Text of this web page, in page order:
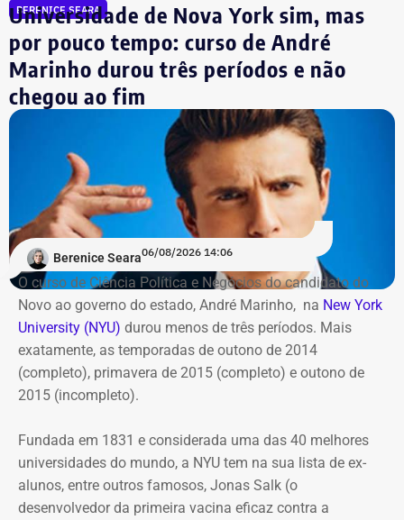
BERENICE SEARA
Universidade de Nova York sim, mas
por pouco tempo: curso de André
Marinho durou três períodos e não
chegou ao fim
Berenice Seara06/08/2026 14:06
O curso de Ciência Política e Negócios do candidato do
Novo ao governo do estado, André Marinho, na New York
University (NYU) durou menos de três períodos. Mais
exatamente, as temporadas de outono de 2014
(completo), primavera de 2015 (completo) e outono de
2015 (incompleto).
Fundada em 1831 e considerada uma das 40 melhores
universidades do mundo, a NYU tem na sua lista de ex-
alunos, entre outros famosos, Jonas Salk (o
desenvolvedor da primeira vacina eficaz contra a